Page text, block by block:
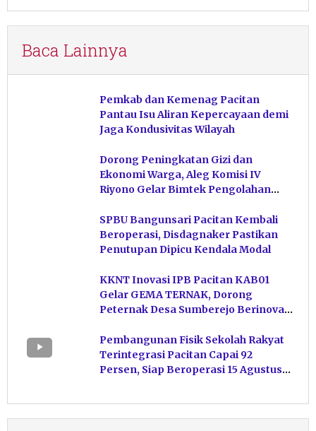
Baca Lainnya
Pemkab dan Kemenag Pacitan
Pantau Isu Aliran Kepercayaan demi
Jaga Kondusivitas Wilayah
Dorong Peningkatan Gizi dan
Ekonomi Warga, Aleg Komisi IV
Riyono Gelar Bimtek Pengolahan
SPBU Bangunsari Pacitan Kembali
Beroperasi, Disdagnaker Pastikan
Penutupan Dipicu Kendala Modal
KKNT Inovasi IPB Pacitan KAB01
Gelar GEMA TERNAK, Dorong
Peternak Desa Sumberejo Berinovasi
Pembangunan Fisik Sekolah Rakyat
Terintegrasi Pacitan Capai 92
Persen, Siap Beroperasi 15 Agustus